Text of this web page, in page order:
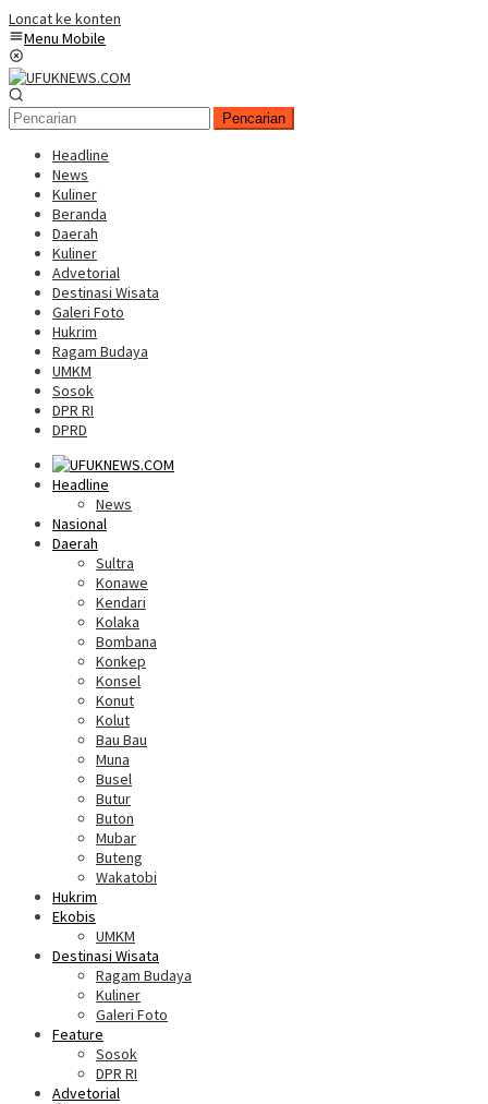
Loncat ke konten
Menu Mobile
Pencarian
Headline
News
Kuliner
Beranda
Daerah
Kuliner
Advetorial
Destinasi Wisata
Galeri Foto
Hukrim
Ragam Budaya
UMKM
Sosok
DPR RI
DPRD
Headline
News
Nasional
Daerah
Sultra
Konawe
Kendari
Kolaka
Bombana
Konkep
Konsel
Konut
Kolut
Bau Bau
Muna
Busel
Butur
Buton
Mubar
Buteng
Wakatobi
Hukrim
Ekobis
UMKM
Destinasi Wisata
Ragam Budaya
Kuliner
Galeri Foto
Feature
Sosok
DPR RI
Advetorial